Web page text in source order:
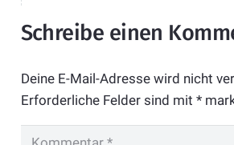
Schreibe einen
Deine E-Mail-Adresse wird nicht
Erforderliche Felder sind mit *